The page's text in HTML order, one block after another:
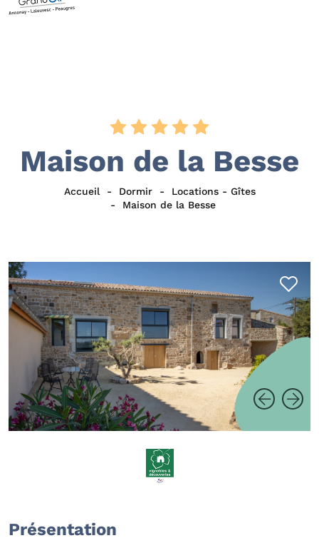
Maison de la Besse
Accueil Dormir
Locations - Gîtes
Maison de la Besse
Présentation